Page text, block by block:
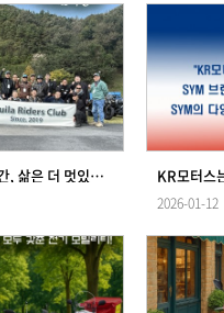
함께 달리는 순간, 삶은 더 멋있어진다~ 아퀼라라이더스클럽!
2026-01-12